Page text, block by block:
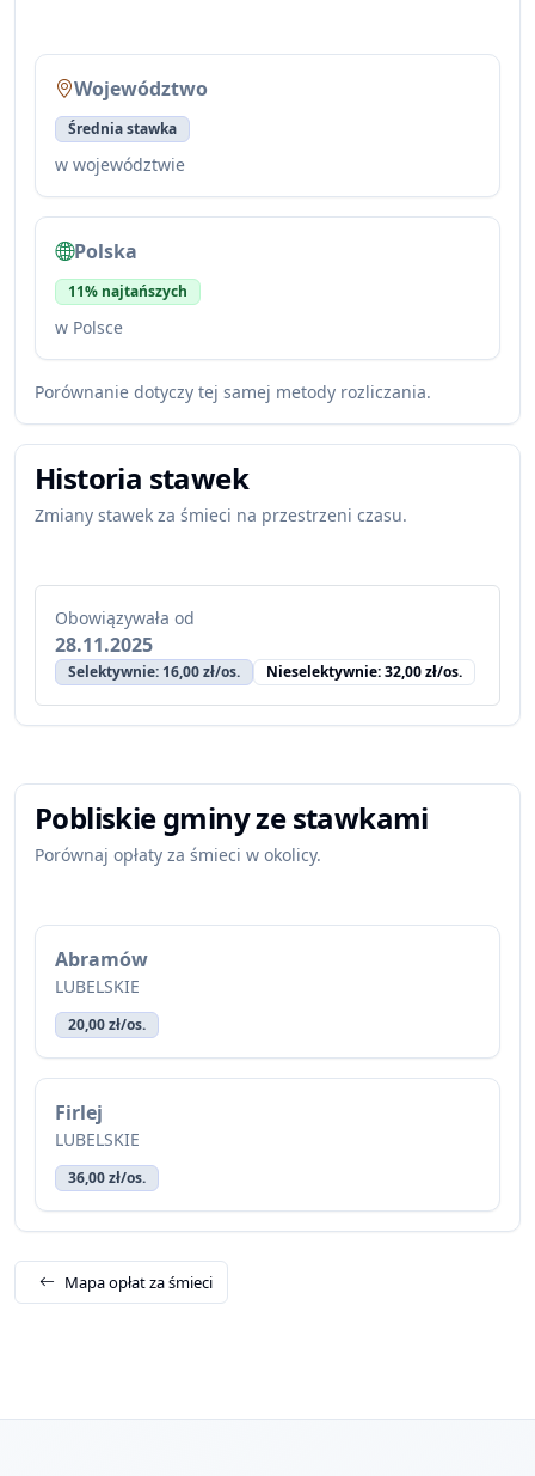
Województwo
Średnia stawka
w województwie
Polska
11% najtańszych
w Polsce
Porównanie dotyczy tej samej metody rozliczania.
Historia stawek
Zmiany stawek za śmieci na przestrzeni czasu.
Obowiązywała od
28.11.2025
Selektywnie: 16,00 zł/os. Nieselektywnie: 32,00 zł/os.
Pobliskie gminy ze stawkami
Porównaj opłaty za śmieci w okolicy.
Abramów
LUBELSKIE
20,00 zł/os.
Firlej
LUBELSKIE
36,00 zł/os.
Mapa opłat za śmieci